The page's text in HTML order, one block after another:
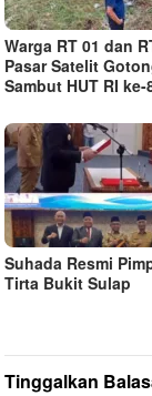
Warga RT 01 dan
Pasar Satelit
Sambut HUT RI ke-
Suhada Resmi
Tirta Bukit Sulap
Tinggalkan